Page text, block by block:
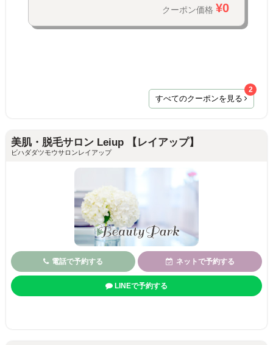
クーポン価格 ¥0
すべてのクーポンを見る
2
美肌・脱毛サロン Leiup 【レイアップ】
ビハダダツモウサロンレイアップ
電話で予約する ネットで予約する
LINEで予約する